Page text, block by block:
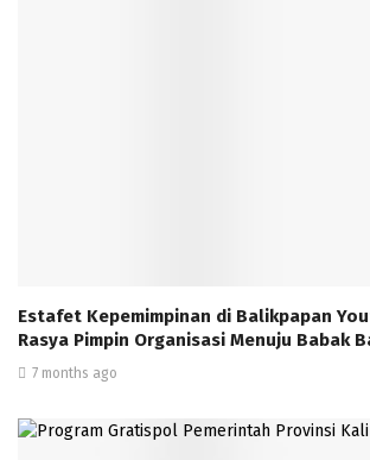
Estafet Kepemimpinan di Balikpapan
Rasya Pimpin Organisasi Menuju Babak
7 months ago